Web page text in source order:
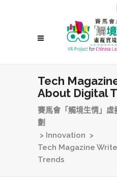
Tech
About Digital
賽馬會「觸境生情」
劃
> Innovation >
Tech Magazine
Trends